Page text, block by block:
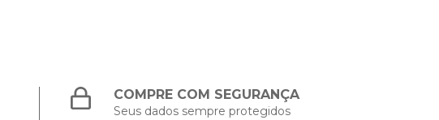
COMPRE COM SEGURANÇA
Seus dados sempre protegidos